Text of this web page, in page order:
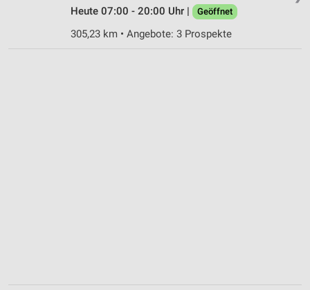
Heute 07:00 - 20:00 Uhr |
Geöffnet
305,23 km • Angebote: 3 Prospekte